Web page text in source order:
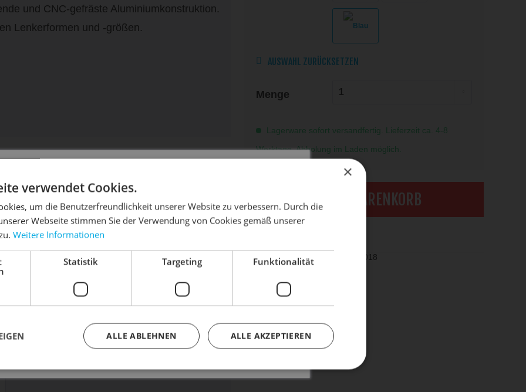
AUSWAHL ZURÜCKSETZEN
Menge
Lagerware sofort versandfertig. Lieferzeit ca. 4-8
Werktage. Abholung im Laden möglich.
IN DEN WARENKORB
Artikel-Nr.:
452000018
und CNC-gefräste Aluminiumkonstruktion.
Lenkerformen und -größen.
DIE SONNE LACHT, DEIN RAD ERWACHT
Bike frühlingsfit - gönn ihm den Service, den es verdient!
Dein Bike braucht Service, Wartung oder ein Update?
×
verwendet Cookies.
um die Benutzerfreundlichkeit unserer Website zu verbessern. Durch die
Webseite stimmen Sie der Verwendung von Cookies gemäß unserer
Weitere Informationen
Statistik Targeting Funktionalität
ALLE AKZEPTIEREN
ALLE ABLEHNEN